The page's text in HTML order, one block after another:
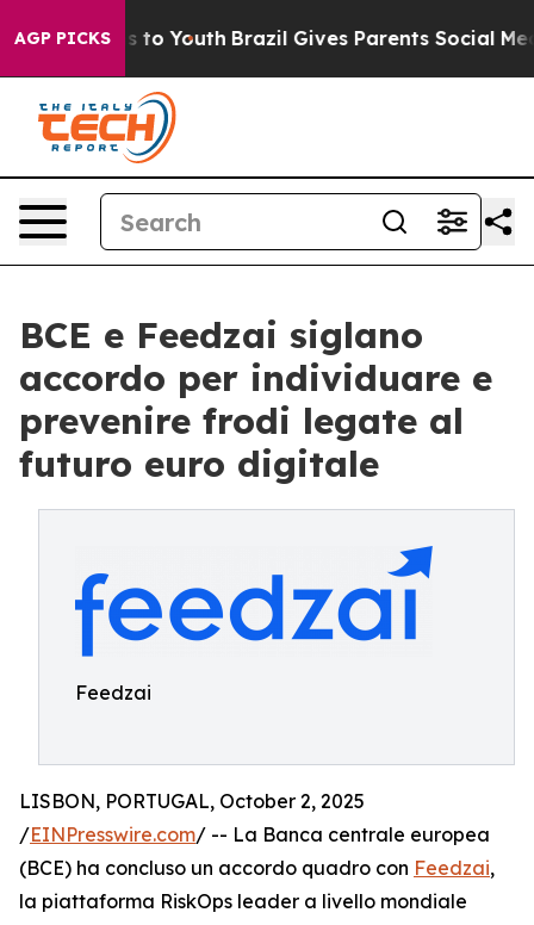
AGP PICKS
Harms to Youth Brazil Gives Parents Social Media
BCE e Feedzai siglano
accordo per individuare e
prevenire frodi legate al
futuro euro digitale
Feedzai
LISBON, PORTUGAL, October 2, 2025
/EINPresswire.com/ -- La Banca centrale europea
(BCE) ha concluso un accordo quadro con Feedzai,
la piattaforma RiskOps leader a livello mondiale